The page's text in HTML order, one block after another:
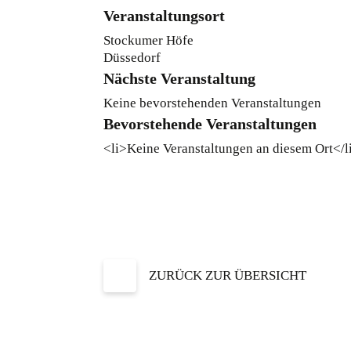
Veranstaltungsort
Stockumer Höfe
Düssedorf
Nächste Veranstaltung
Keine bevorstehenden Veranstaltungen
Bevorstehende Veranstaltungen
<li>Keine Veranstaltungen an diesem Ort</
ZURÜCK ZUR ÜBERSICHT